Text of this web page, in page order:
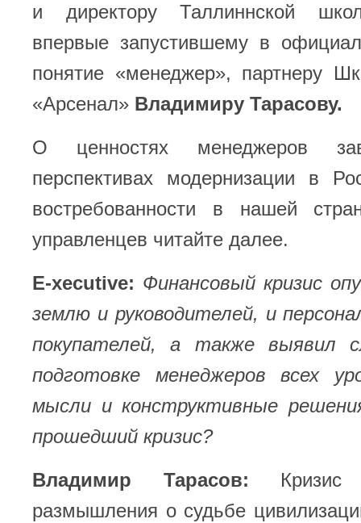
и директору Таллиннской
впервые запустившему в
понятие «менеджер», партнеру
«Арсенал» Владимиру Тарасову.
О ценностях менеджеров
перспективах модернизации в
востребованности в нашей
управленцев читайте далее.
E-xecutive: Финансовый кризис
землю и руководителей, и
покупателей, а также выявил
подготовке менеджеров всех
мысли и конструктивные
прошедший кризис?
Владимир Тарасов:
размышления о судьбе